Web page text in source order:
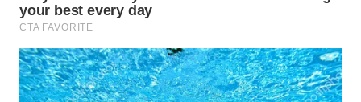
SEMARANG
WN
SOLO